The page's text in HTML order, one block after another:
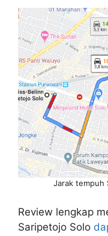
Jarak tempuh
Review lengkap
Saripetojo Solo